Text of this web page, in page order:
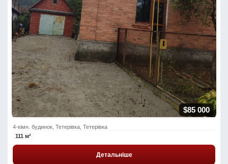
$85 000
4-кімн. будинок, Тетерівка, Тетерівка
111 м²
Детальніше